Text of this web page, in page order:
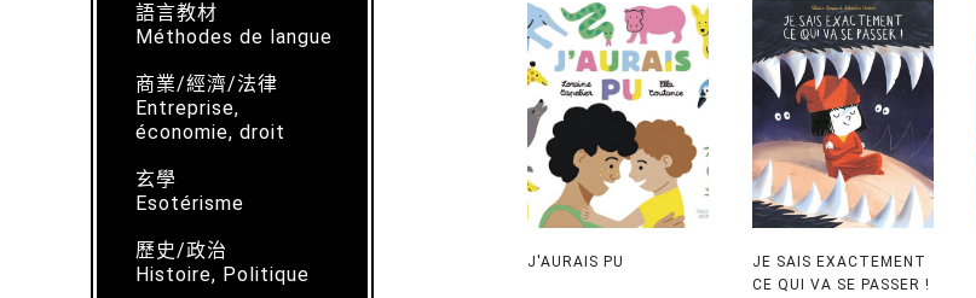
語言教材
Méthodes de langue
商業/經濟/法律
Entreprise,
économie, droit
玄學
Esotérisme
歷史/政治
Histoire, Politique
J'AURAIS PU
JE SAIS EXACTEMENT
CE QUI VA SE PASSER !